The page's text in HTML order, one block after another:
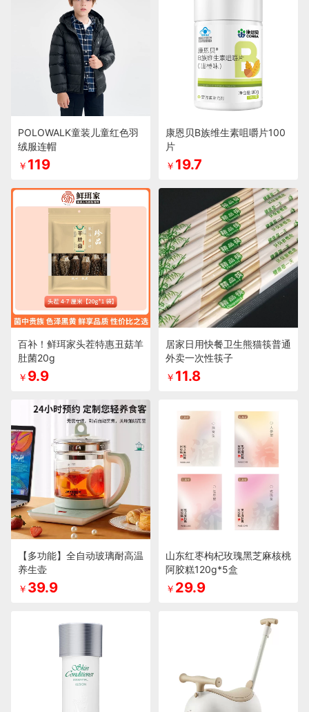
POLOWALK童装儿童红色羽
绒服连帽
￥ 119
康恩贝B族维生素咀嚼片100
片
￥ 19.7
百补！鲜珥家头茬特惠丑菇羊
肚菌20g
￥ 9.9
居家日用快餐卫生熊猫筷普通
外卖一次性筷子
￥ 11.8
【多功能】全自动玻璃耐高温
养生壶
￥ 39.9
山东红枣枸杞玫瑰黑芝麻核桃
阿胶糕120g*5盒
￥ 29.9